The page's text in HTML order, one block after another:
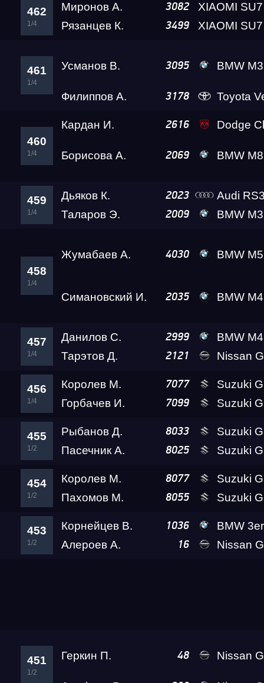
Гонка
462
1/4
Миронов А. 3082
Рязанцев К. 3499
461
1/4
Усманов В. 3095 BMW M3
Филиппов А. 3178 Toyota Verossa
460
1/4
Кардан И. 2616 Dodge Challenger
Борисова А. 2069 BMW M8 Gran Coupe
459
1/4
Дьяков К. 2023
Audi
Таларов Э.
2009 BMW M3
458
1/4
Жумабаев А. 4030 BMW M5
Симановский И. 2035 BMW M4 Crazy
457
1/4
Данилов С. 2999
BMW M4
Тарэтов Д.
2121 Nissan GT-R
456
1/4
Королев М. 7077
Suzuki GSX-
Горбачев И.
7099 Suzuki GSX-
455
1/2
Рыбанов Д. 8033
Suzuki GSX-
Пасечник А.
8025 Suzuki GSX-
454
1/2
Королев М. 8077
Suzuki GSX-
Пахомов М.
8055 Suzuki GSX-
453
1/2
Корнейцев В. 1036
BMW
Алероев А.
16 Nissan GT-
451
1/2
Геркин П. 48 Nissan GT-R